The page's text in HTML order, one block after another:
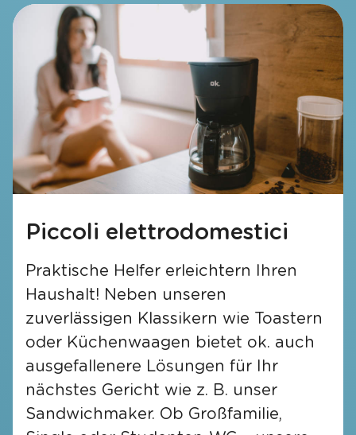
Piccoli elettrodomestici
Praktische Helfer erleichtern Ihren
Haushalt! Neben unseren
zuverlässigen Klassikern wie Toastern
oder Küchenwaagen bietet ok. auch
ausgefallenere Lösungen für Ihr
nächstes Gericht wie z. B. unser
Sandwichmaker. Ob Großfamilie,